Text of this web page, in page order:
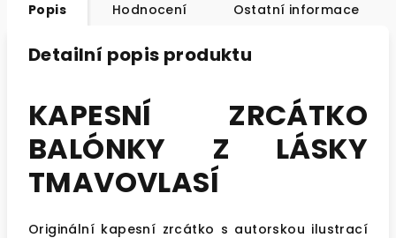
Popis Hodnocení Ostatní informace
Detailní popis produktu
KAPESNÍ ZRCÁTKO
BALÓNKY Z LÁSKY
TMAVOVLASÍ
Originální kapesní zrcátko s autorskou ilustrací